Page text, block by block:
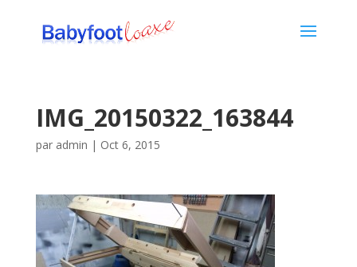
IMG_20150322_163844
par admin | Oct 6, 2015